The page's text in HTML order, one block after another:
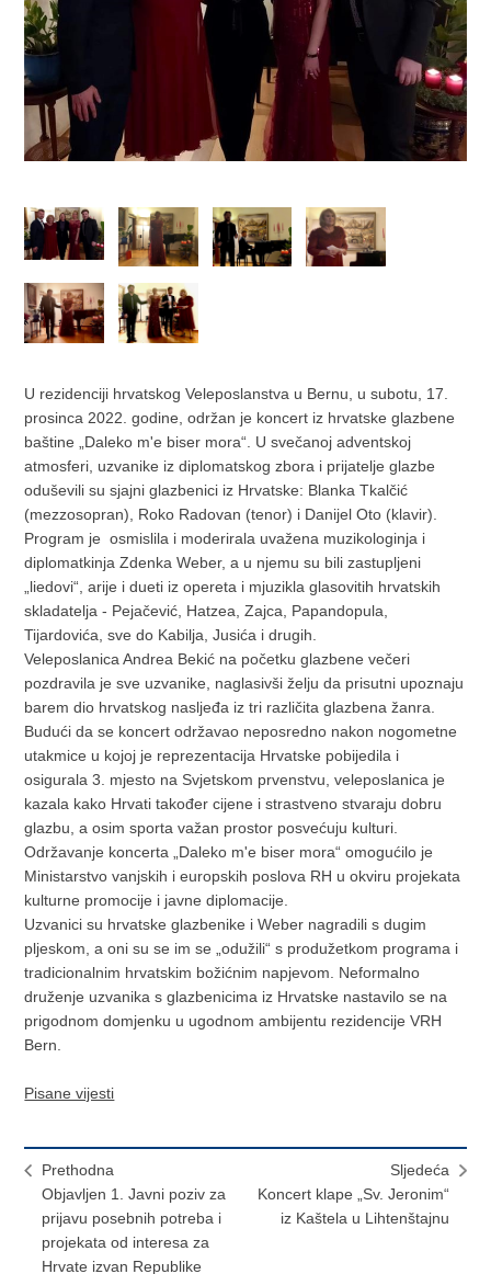
U rezidenciji hrvatskog Veleposlanstva u Bernu, u subotu, 17.
prosinca 2022. godine, održan je koncert iz hrvatske glazbene
baštine „Daleko m'e biser mora“. U svečanoj adventskoj
atmosferi, uzvanike iz diplomatskog zbora i prijatelje glazbe
oduševili su sjajni glazbenici iz Hrvatske: Blanka Tkalčić
(mezzosopran), Roko Radovan (tenor) i Danijel Oto (klavir).
Program je osmislila i moderirala uvažena muzikologinja i
diplomatkinja Zdenka Weber, a u njemu su bili zastupljeni
„liedovi“, arije i dueti iz opereta i mjuzikla glasovitih hrvatskih
skladatelja - Pejačević, Hatzea, Zajca, Papandopula,
Tijardovića, sve do Kabilja, Jusića i drugih.
Veleposlanica Andrea Bekić na početku glazbene večeri
pozdravila je sve uzvanike, naglasivši želju da prisutni upoznaju
barem dio hrvatskog nasljeđa iz tri različita glazbena žanra.
Budući da se koncert održavao neposredno nakon nogometne
utakmice u kojoj je reprezentacija Hrvatske pobijedila i
osigurala 3. mjesto na Svjetskom prvenstvu, veleposlanica je
kazala kako Hrvati također cijene i strastveno stvaraju dobru
glazbu, a osim sporta važan prostor posvećuju kulturi.
Održavanje koncerta „Daleko m'e biser mora“ omogućilo je
Ministarstvo vanjskih i europskih poslova RH u okviru projekata
kulturne promocije i javne diplomacije.
Uzvanici su hrvatske glazbenike i Weber nagradili s dugim
pljeskom, a oni su se im se „odužili“ s produžetkom programa i
tradicionalnim hrvatskim božićnim napjevom. Neformalno
druženje uzvanika s glazbenicima iz Hrvatske nastavilo se na
prigodnom domjenku u ugodnom ambijentu rezidencije VRH
Bern.
Pisane vijesti
Prethodna
Objavljen 1. Javni poziv za
prijavu posebnih potreba i
projekata od interesa za
Hrvate izvan Republike
Sljedeća
Koncert klape „Sv. Jeronim“
iz Kaštela u Lihtenštajnu